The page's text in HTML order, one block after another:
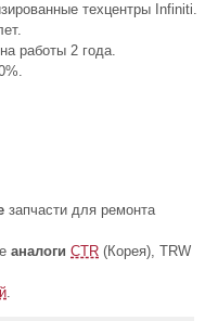
техцентры Infiniti.
работы 2 года.
запчасти для ремонта
аналоги CTR (Корея), TRW